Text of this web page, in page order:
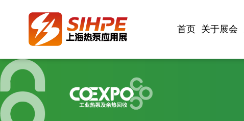
首页 关于展会